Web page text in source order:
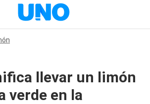
llevar un limón
verde en la